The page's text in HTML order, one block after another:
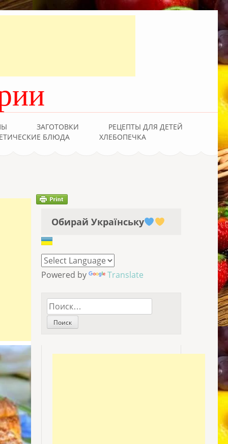
ЗАГОТОВКИ
РЕЦЕПТЫ ДЛЯ ДЕТЕЙ
БЛЮДА
ХЛЕБОПЕЧКА
Обирай Українську
Powered by Translate
Найти: